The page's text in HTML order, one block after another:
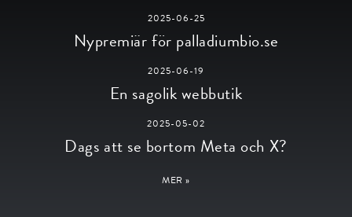
2025-06-25
Nypremiär för palladiumbio.se
2025-06-19
En sagolik webbutik
2025-05-02
Dags att se bortom Meta och X?
MER »